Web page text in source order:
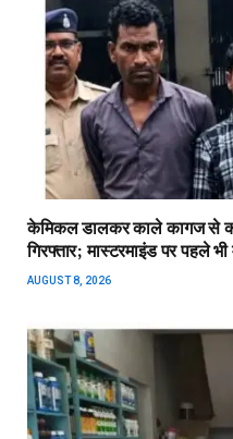
केमिकल डालकर काले कागज से
गिरफ्तार; मास्टरमाइंड पर पहले भी
AUGUST 8, 2026